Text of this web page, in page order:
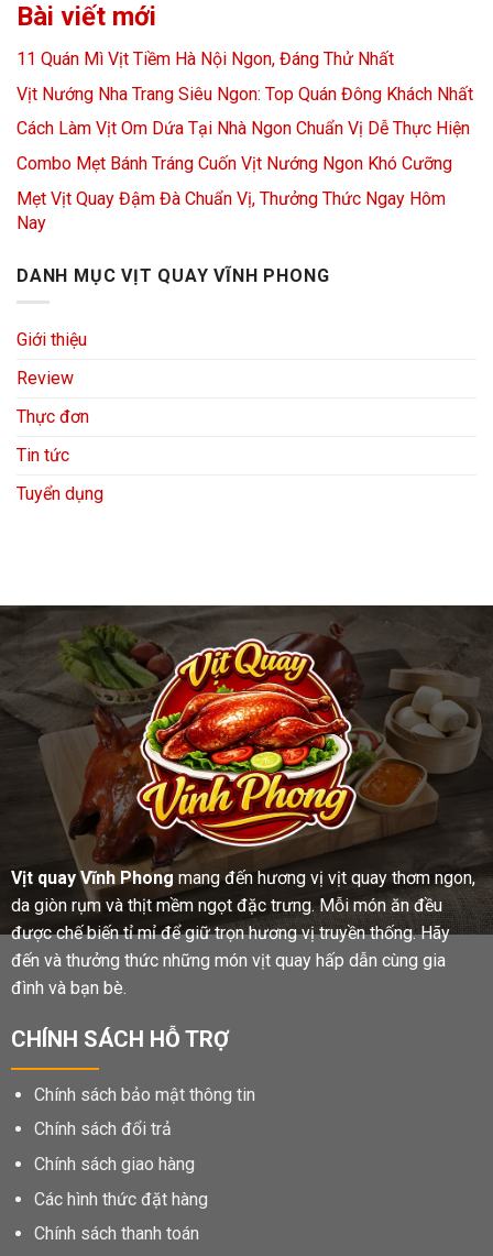
Bài viết mới
11 Quán Mì Vịt Tiềm Hà Nội Ngon, Đáng Thử Nhất
Vịt Nướng Nha Trang Siêu Ngon: Top Quán Đông Khách Nhất
Cách Làm Vịt Om Dứa Tại Nhà Ngon Chuẩn Vị Dễ Thực Hiện
Combo Mẹt Bánh Tráng Cuốn Vịt Nướng Ngon Khó Cưỡng
Mẹt Vịt Quay Đậm Đà Chuẩn Vị, Thưởng Thức Ngay Hôm
Nay
DANH MỤC VỊT QUAY VĨNH PHONG
Giới thiệu
Review
Thực đơn
Tin tức
Tuyển dụng
Vịt quay Vĩnh Phong mang đến hương vị vịt quay thơm ngon,
da giòn rụm và thịt mềm ngọt đặc trưng. Mỗi món ăn đều
được chế biến tỉ mỉ để giữ trọn hương vị truyền thống. Hãy
đến và thưởng thức những món vịt quay hấp dẫn cùng gia
đình và bạn bè.
CHÍNH SÁCH HỖ TRỢ
Chính sách bảo mật thông tin
Chính sách đổi trả
Chính sách giao hàng
Các hình thức đặt hàng
Chính sách thanh toán